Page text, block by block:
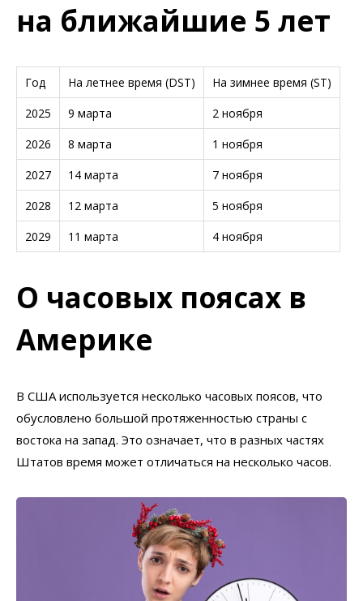
на ближайшие 5 лет
Год На летнее время (DST)
На зимнее время (ST)
2025
9 марта
2 ноября
2026
8 марта
1 ноября
2027
14 марта
7 ноября
2028
12 марта
5 ноября
2029
11 марта 4 ноября
О часовых поясах в
Америке
В США используется несколько часовых поясов, что
обусловлено большой протяженностью страны с
востока на запад. Это означает, что в разных частях
Штатов время может отличаться на несколько часов.